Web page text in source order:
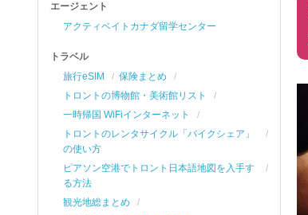
エージェント
アクティベイトカナダ留学センター
トラベル
旅行eSIM
保険まとめ
トロントの博物館・美術館リスト
一時帰国 WiFiインターネット
トロントのレンタサイクル「バイクシェア」
の使い方
ピアソン空港でトロント日本語地図を入手す
る方法
観光地総まとめ